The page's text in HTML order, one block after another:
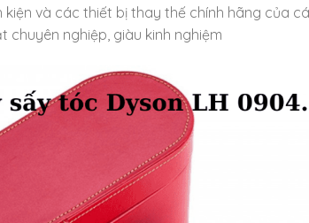
và các thiết bị thay thế chính hãng của
nghiệp, giàu kinh nghiệm